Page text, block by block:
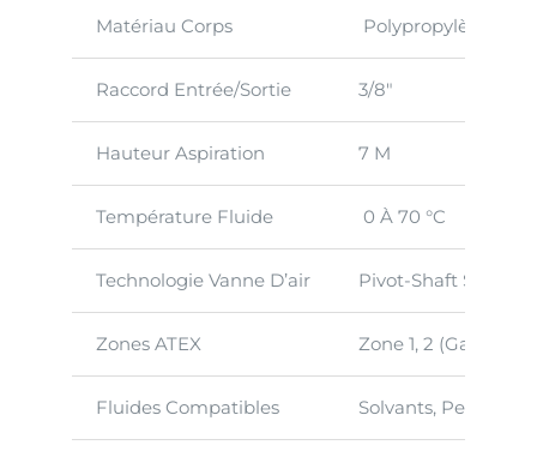
Matériau Corps Polypropylène
Raccord Entrée/sortie 3/8″
Hauteur Aspiration 7 M
Température Fluide 0 À 70 °C
Technologie Vanne D’air Pivot-Shaft Sans
Zones ATEX Zone 1, 2 (gaz) /
Fluides Compatibles Solvants,